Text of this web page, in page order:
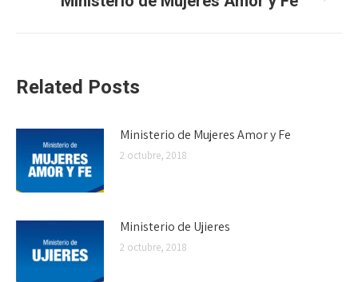
Related Posts
Ministerio de Mujeres Amor y Fe
2 octubre, 2018
Ministerio de Ujieres
2 octubre, 2018